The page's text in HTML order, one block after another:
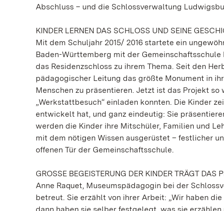
Abschluss – und die Schlossverwaltung
KINDER LERNEN DAS SCHLOSS UND SEINE
Mit dem Schuljahr 2015/ 2016 startete ein
Baden-Württemberg mit der
das Residenzschloss zu ihrem Thema. Seit den
pädagogischer Leitung das größte Monument in
Menschen zu präsentieren. Jetzt ist das Projekt
„Werkstattbesuch“ einladen konnten. Die Kinder
entwickelt hat, und ganz eindeutig: Sie
werden die Kinder ihre Mitschüler, Familien und
mit dem nötigen Wissen ausgerüstet – festlicher
offenen Tür der Gemeinschaftsschule.
GROSSE BEGEISTERUNG DER KINDER TRÄGT DAS
Anne Raquet, Museumspädagogin bei der
betreut. Sie erzählt von ihrer Arbeit: „Wir haben